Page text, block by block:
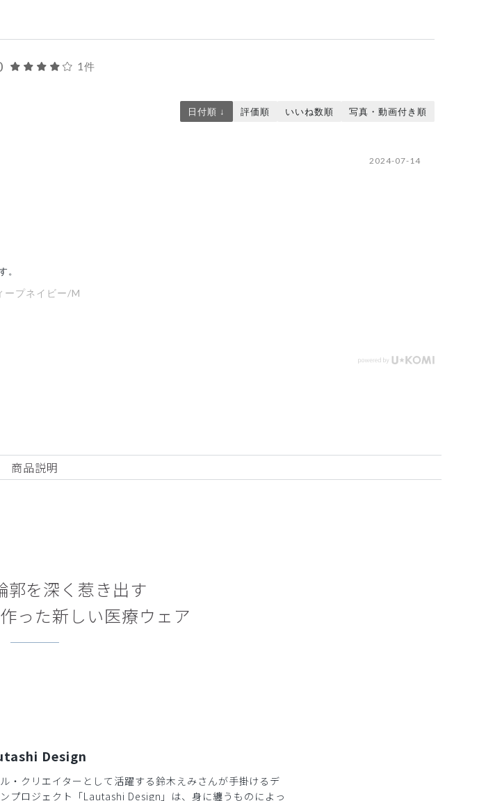
1件
日付順 ↓ 評価順 いいね数順 写真・動画付き順
2024-07-14
。
ープネイビー/M
商品説明
郭を深く惹き出す
った新しい医療ウェア
Design
・クリエイターとして活躍する鈴木えみさんが手掛けるデ
プロジェクト「Lautashi Design」は、身に纏うものによっ